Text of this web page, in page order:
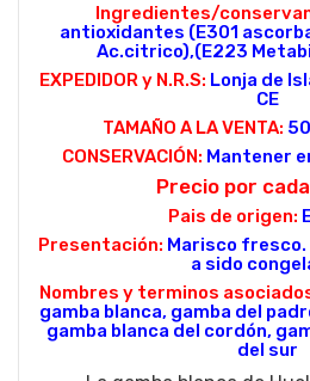
Ingredientes/
antioxidantes (E301
Ac.citrico),(E223
EXPEDIDOR y N.R.S: Lonja de
CE
TAMAÑO A LA VENTA:
CONSERVACIÓN: Mantener
Precio por
Pais de origen:
Presentación: Marisco
a sido
Nombres y terminos
gamba blanca, gamba del
gamba blanca del cordón,
del sur